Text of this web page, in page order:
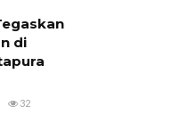
di
32